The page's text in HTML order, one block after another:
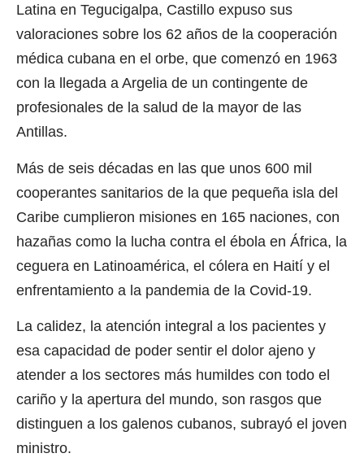
Latina en Tegucigalpa, Castillo expuso sus
valoraciones sobre los 62 años de la cooperación
médica cubana en el orbe, que comenzó en 1963
con la llegada a Argelia de un contingente de
profesionales de la salud de la mayor de las
Antillas.
Más de seis décadas en las que unos 600 mil
cooperantes sanitarios de la que pequeña isla del
Caribe cumplieron misiones en 165 naciones, con
hazañas como la lucha contra el ébola en África, la
ceguera en Latinoamérica, el cólera en Haití y el
enfrentamiento a la pandemia de la Covid-19.
La calidez, la atención integral a los pacientes y
esa capacidad de poder sentir el dolor ajeno y
atender a los sectores más humildes con todo el
cariño y la apertura del mundo, son rasgos que
distinguen a los galenos cubanos, subrayó el joven
ministro.